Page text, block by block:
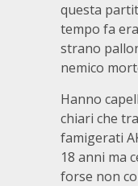
questa
tempo fa
strano
nemico
Hanno
chiari che
famigerati
18 anni ma
forse non